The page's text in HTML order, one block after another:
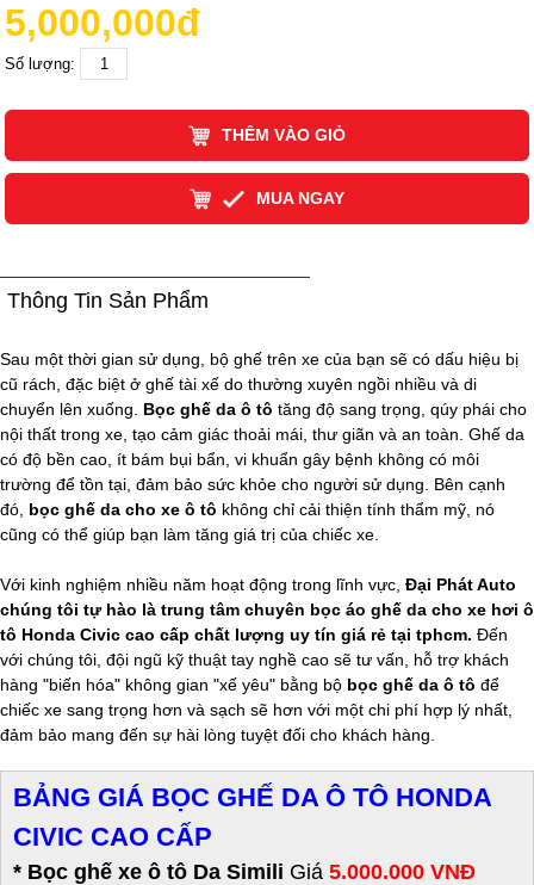
5,000,000đ
Số lượng:
THÊM VÀO GIỎ
MUA NGAY
Thông Tin Sản Phẩm
Sau một thời gian sử dụng, bộ ghế trên xe của bạn sẽ có dấu hiệu bị
cũ rách, đặc biệt ở ghế tài xế do thường xuyên ngồi nhiều và di
chuyển lên xuống. Bọc ghế da ô tô tăng độ sang trọng, qúy phái cho
nội thất trong xe, tạo cảm giác thoải mái, thư giãn và an toàn. Ghế da
có độ bền cao, ít bám bụi bẩn, vi khuẩn gây bệnh không có môi
trường để tồn tại, đảm bảo sức khỏe cho người sử dụng. Bên cạnh
đó, bọc ghế da cho xe ô tô không chỉ cải thiện tính thẩm mỹ, nó
cũng có thể giúp bạn làm tăng giá trị của chiếc xe.
Với kinh nghiệm nhiều năm hoạt động trong lĩnh vực, Đại Phát Auto
chúng tôi tự hào là trung tâm chuyên bọc áo ghế da cho xe hơi ô
tô Honda Civic cao cấp chất lượng uy tín giá rẻ tại tphcm. Đến
với chúng tôi, đội ngũ kỹ thuật tay nghề cao sẽ tư vấn, hỗ trợ khách
hàng "biến hóa" không gian "xế yêu" bằng bộ bọc ghế da ô tô để
chiếc xe sang trọng hơn và sạch sẽ hơn với một chi phí hợp lý nhất,
đảm bảo mang đến sự hài lòng tuyệt đối cho khách hàng.
BẢNG GIÁ BỌC GHẾ DA Ô TÔ HONDA
CIVIC CAO CẤP
* Bọc ghế xe ô tô Da Simili Giá 5.000.000 VNĐ